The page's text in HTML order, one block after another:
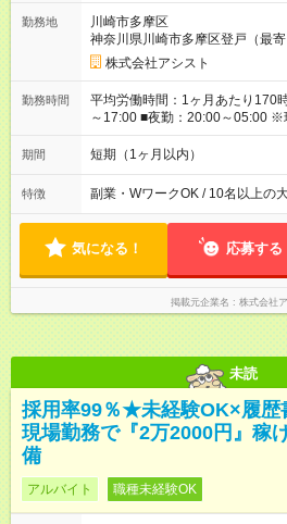
べる！ 日払いは、当日に『現金全額』
別途支給 ■日給全額保障あり ┗予定時間より早く終わっても日給
は満額支給！ ■資格手当あり ┗施設警備2
試用期間なし
勤務地
川崎市多摩区
神奈川県川崎市多摩区登戸（最寄
株式会社アシスト
勤務時間
平均労働時間：1ヶ月あたり170
～17:00 ■夜勤：20:00～05:00 ※
く終われば1現場4～8時間勤務もあり ☆週3～勤務OK
が早く終わっても日給全額保証
日勤：08:00～17:00 ■夜勤：
なります ※早く終われば1現場4～8時間
OK！ ☆現場が早く終わっても
「日勤＋夜勤」も可能！
期間 短期（1ヶ月以内）
特徴 副業・WワークOK / 10名以上の
気になる！ 応募する
掲載元企業名 株式会社
未読
採用率99％★未経験OK×履
現場勤務で『2万2000円』稼
備
アルバイト 職種未経験OK